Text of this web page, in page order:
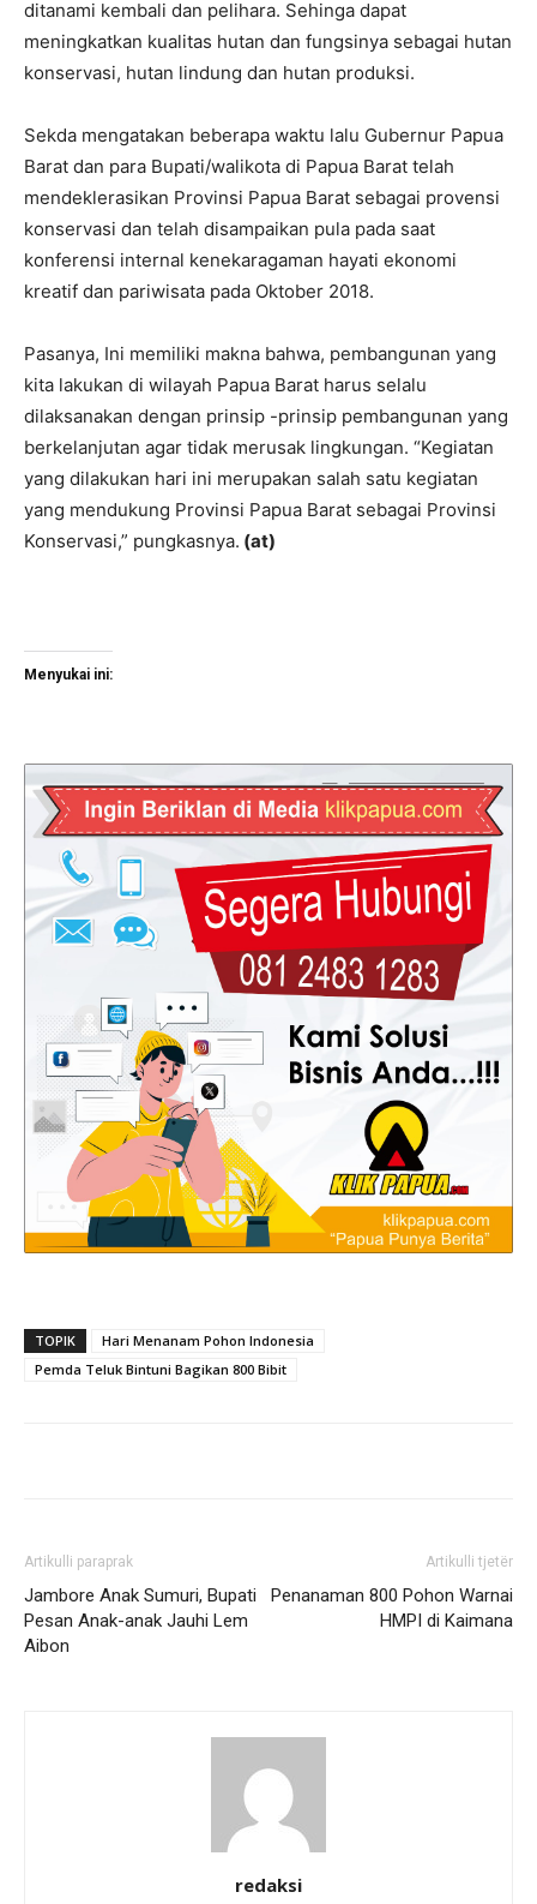
ditanami kembali dan pelihara. Sehinga dapat
meningkatkan kualitas hutan dan fungsinya sebagai hutan
konservasi, hutan lindung dan hutan produksi.
Sekda mengatakan beberapa waktu lalu Gubernur Papua
Barat dan para Bupati/walikota di Papua Barat telah
mendeklerasikan Provinsi Papua Barat sebagai provensi
konservasi dan telah disampaikan pula pada saat
konferensi internal kenekaragaman hayati ekonomi
kreatif dan pariwisata pada Oktober 2018.
Pasanya, Ini memiliki makna bahwa, pembangunan yang
kita lakukan di wilayah Papua Barat harus selalu
dilaksanakan dengan prinsip -prinsip pembangunan yang
berkelanjutan agar tidak merusak lingkungan. “Kegiatan
yang dilakukan hari ini merupakan salah satu kegiatan
yang mendukung Provinsi Papua Barat sebagai Provinsi
Konservasi,” pungkasnya. (at)
Menyukai ini:
TOPIK
Hari Menanam Pohon Indonesia
Pemda Teluk Bintuni Bagikan 800 Bibit
Artikulli paraprak
Jambore Anak Sumuri, Bupati
Pesan Anak-anak Jauhi Lem
Aibon
Artikulli tjetër
Penanaman 800 Pohon Warnai
HMPI di Kaimana
redaksi